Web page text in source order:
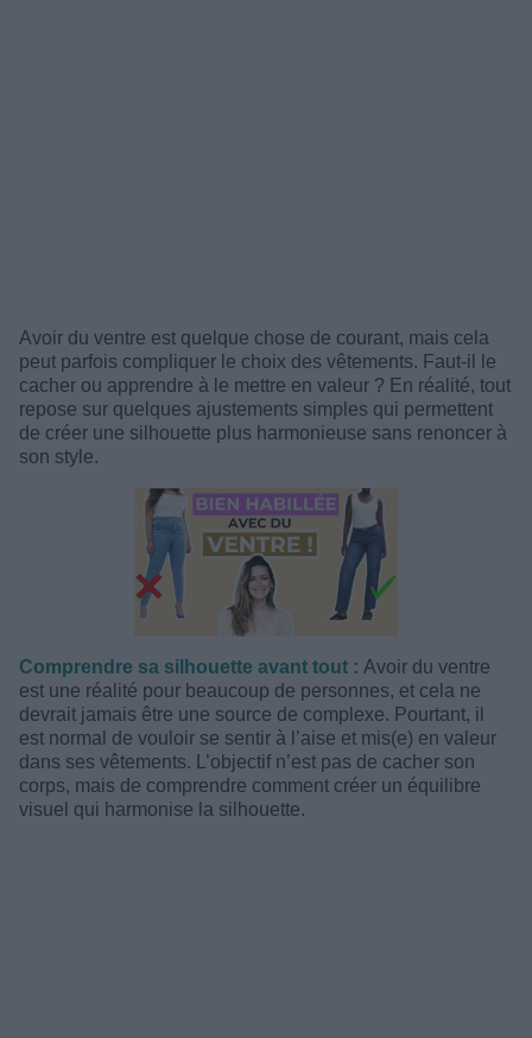
Avoir du ventre est quelque chose de courant, mais cela
peut parfois compliquer le choix des vêtements. Faut-il le
cacher ou apprendre à le mettre en valeur ? En réalité, tout
repose sur quelques ajustements simples qui permettent
de créer une silhouette plus harmonieuse sans renoncer à
son style.
Comprendre sa silhouette avant tout : Avoir du ventre
est une réalité pour beaucoup de personnes, et cela ne
devrait jamais être une source de complexe. Pourtant, il
est normal de vouloir se sentir à l’aise et mis(e) en valeur
dans ses vêtements. L’objectif n’est pas de cacher son
corps, mais de comprendre comment créer un équilibre
visuel qui harmonise la silhouette.